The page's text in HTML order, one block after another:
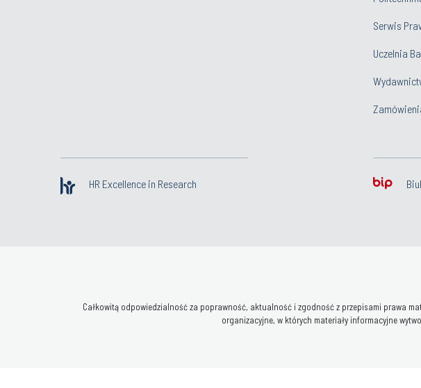
Serwis
Uczelnia
HR Excellence in Research
Całkowitą odpowiedzialność za poprawność, aktualność i zgodność z przepisami prawa
organizacyjne, w których materiały informacyjne